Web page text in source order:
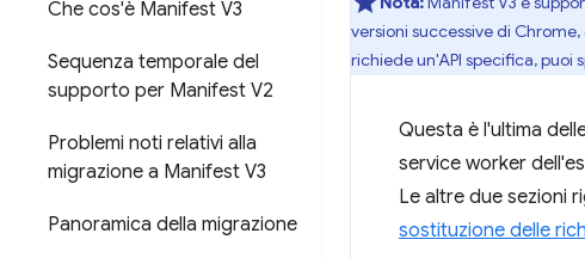
Che cos'è Manifest V3
Sequenza temporale del
supporto per Manifest V2
Problemi noti relativi alla
migrazione a Manifest V3
Panoramica della migrazione
versioni successive di
richiede un'API specifica, puoi
Questa è l'ultima
service worker
Le altre due sezioni
sostituzione delle